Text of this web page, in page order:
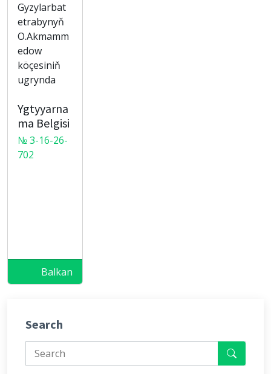
Gyzylarbat
etrabynyň
O.Akmamm
edow
köçesiniň
ugrynda
Ygtyyarna
ma Belgisi
№ 3-16-26-
702
Balkan
Search